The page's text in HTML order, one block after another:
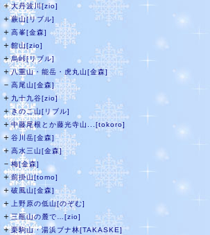
＋大丹波川[zio]
＋蕨山[リブル]
＋ 高峯[金森]
＋ 館山[zio]
＋烏峠[リブル]
＋八重山・能岳・虎丸山[金森]
－ 高尾山[金森]
＋ 九十九谷[zio]
＋きのこ山[リブル]
＋中藤尾根とか藤光寺山...[tokoro]
＋ 谷川岳[金森]
＋ 高水三山[金森]
－梅[金森]
＋前掛山[tomo]
＋ 破風山[金森]
＋ 上野原の低山[のぞむ]
＋三瓶山の麓で…[zio]
＋栗駒山・湯浜ブナ林[TAKASKE]